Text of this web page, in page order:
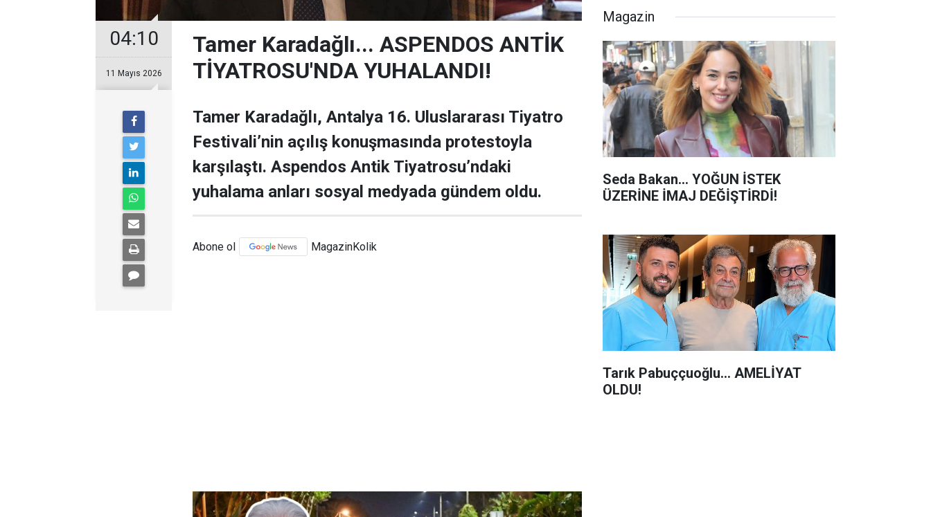
04:10
11 Mayıs 2026
Tamer Karadağlı... ASPENDOS ANTİK
TİYATROSU'NDA YUHALANDI!
Tamer Karadağlı, Antalya 16. Uluslararası Tiyatro
Festivali’nin açılış konuşmasında protestoyla
karşılaştı. Aspendos Antik Tiyatrosu’ndaki
yuhalama anları sosyal medyada gündem oldu.
Abone ol MagazinKolik
Magazin
Seda Bakan... YOĞUN İSTEK
ÜZERİNE İMAJ DEĞİŞTİRDİ!
Tarık Pabuççuoğlu… AMELİYAT
OLDU!